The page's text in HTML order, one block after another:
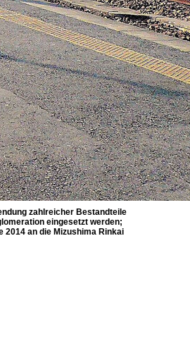
zahlreicher Bestandteile
eingesetzt werden;
2014 an die Mizushima Rinkai